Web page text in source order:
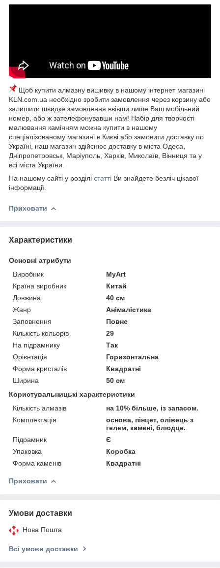
Щоб купити алмазну вишивку в нашому інтернет магазині
KLN.com.ua необхідно зробити замовлення через корзину або
залишити швидке замовлення ввівши лише Ваш мобільний
номер, або ж зателефонувавши нам! Набір для творчості
малювання камінням можна купити в нашому
спеціалізованому магазині в Києві або замовити доставку по
Україні, наш магазин здійснює доставку в міста Одеса,
Дніпропетровськ, Маріуполь, Харків, Миколаїв, Вінниця та у
всі міста України.
На нашому сайті у розділі статті Ви знайдете безліч цікавої
інформації.
Приховати
Характеристики
Основні атрибути
Виробник
MyArt
Країна виробник
Китай
Довжина
40 см
Жанр
Анімалістика
Заповнення
Повне
Кількість кольорів
29
На підрамнику
Так
Орієнтація
Горизонтальна
Форма кристалів
Квадратні
Ширина
50 см
Користувальницькі характеристики
Кількість алмазів
на 10% більше, із запасом.
Комплектація
основа, пінцет, олівець з
гелем, камені, блюдце.
Підрамник
Є
Упаковка
Коробка
Форма каменів
Квадратні
Приховати
Умови доставки
Нова Пошта
Всі умови доставки